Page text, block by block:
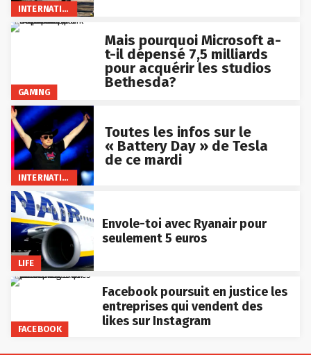
INTERNATIONAL
GAMING
Mais pourquoi Microsoft a-
t-il dépensé 7,5 milliards
pour acquérir les studios
Bethesda?
INTERNATIONAL
Toutes les infos sur le
« Battery Day » de Tesla
de ce mardi
LIFE
Envole-toi avec Ryanair pour
seulement 5 euros
FACEBOOK
Facebook poursuit en justice les
entreprises qui vendent des
likes sur Instagram